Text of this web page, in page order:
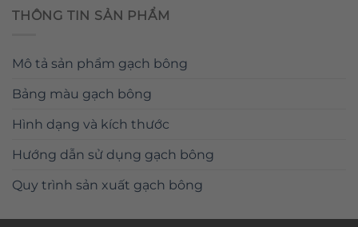
THÔNG TIN SẢN PHẨM
Mô tả sản phẩm gạch bông
Bảng màu gạch bông
Hình dạng và kích thước
Hướng dẫn sử dụng gạch bông
Quy trình sản xuất gạch bông